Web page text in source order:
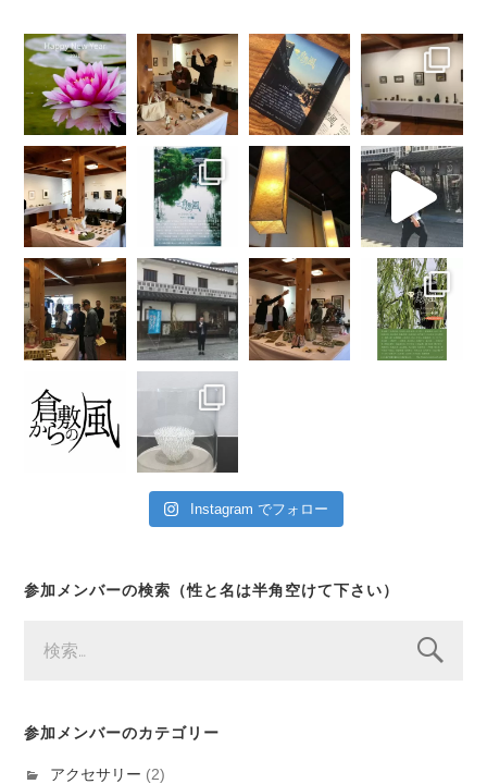
Instagram でフォロー
参加メンバーの検索（性と名は半角空けて下さい）
索:
参加メンバーのカテゴリー
アクセサリー (2)